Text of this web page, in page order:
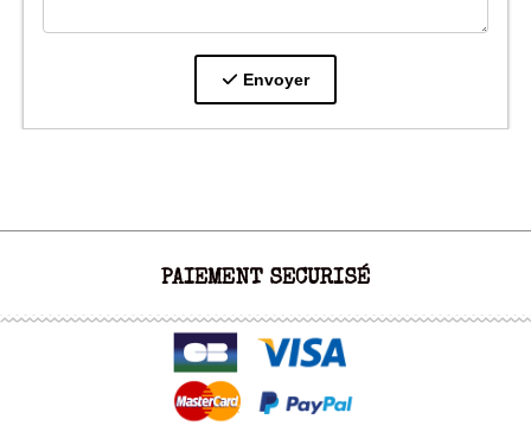
Envoyer
PAIEMENT SECURISÉ